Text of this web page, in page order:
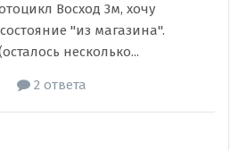
Восход 3м, хочу
"из магазина".
несколько...
2 ответа